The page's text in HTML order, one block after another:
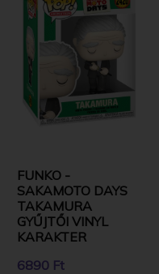
FUNKO -
SAKAMOTO DAYS
TAKAMURA
GYŰJTŐI VINYL
KARAKTER
6890 Ft